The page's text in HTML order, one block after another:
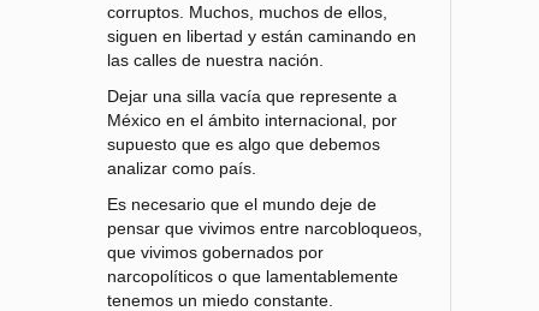
corruptos. Muchos, muchos de ellos,
siguen en libertad y están caminando en
las calles de nuestra nación.
Dejar una silla vacía que represente a
México en el ámbito internacional, por
supuesto que es algo que debemos
analizar como país.
Es necesario que el mundo deje de
pensar que vivimos entre narcobloqueos,
que vivimos gobernados por
narcopolíticos o que lamentablemente
tenemos un miedo constante.